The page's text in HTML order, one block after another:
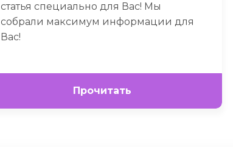
статья специально для Вас! Мы
собрали максимум информации для
Вас!
Прочитать